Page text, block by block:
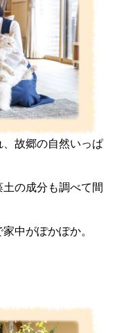
故郷の自然いっぱ
の成分も調べて間
中がぽかぽか。